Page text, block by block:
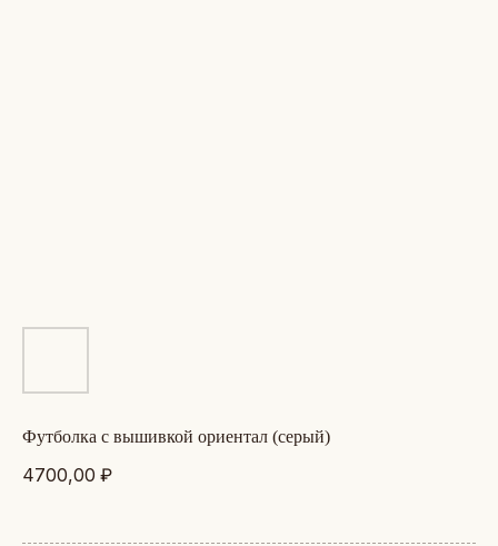
футболка с вышивкой ориентал (серый)
4700,00 ₽